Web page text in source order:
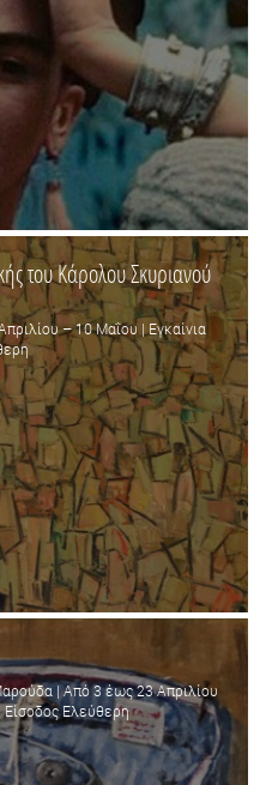
του Κάρολου Σκυριανού
– 10 Μαΐου | Εγκαίνια
| Από 3 έως 23 Απριλίου
Είσοδος Ελεύθερη